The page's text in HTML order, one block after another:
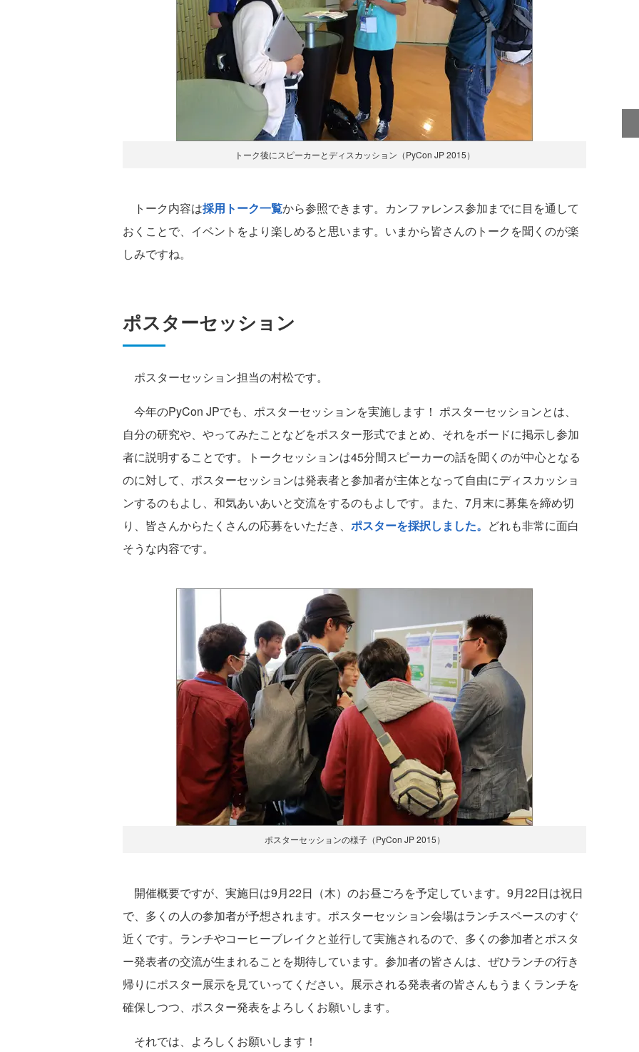
トーク後にスピーカーとディスカッション（PyCon JP 2015）
トーク内容は採用トーク一覧から参照できます。カンファレンス参加までに目を通して
おくことで、イベントをより楽しめると思います。いまから皆さんのトークを聞くのが楽
しみですね。
ポスターセッション
ポスターセッション担当の村松です。
今年のPyCon JPでも、ポスターセッションを実施します！ ポスターセッションとは、
自分の研究や、やってみたことなどをポスター形式でまとめ、それをボードに掲示し参加
者に説明することです。トークセッションは45分間スピーカーの話を聞くのが中心となる
のに対して、ポスターセッションは発表者と参加者が主体となって自由にディスカッショ
ンするのもよし、和気あいあいと交流をするのもよしです。また、7月末に募集を締め切
り、皆さんからたくさんの応募をいただき、 ポスターを採択しました。 どれも非常に面白
そうな内容です。
ポスターセッションの様子（PyCon JP 2015）
開催概要ですが、実施日は9月22日（木）のお昼ごろを予定しています。9月22日は祝日
で、多くの人の参加者が予想されます。ポスターセッション会場はランチスペースのすぐ
近くです。ランチやコーヒーブレイクと並行して実施されるので、多くの参加者とポスタ
ー発表者の交流が生まれることを期待しています。参加者の皆さんは、ぜひランチの行き
帰りにポスター展示を見ていってください。展示される発表者の皆さんもうまくランチを
確保しつつ、ポスター発表をよろしくお願いします。
それでは、よろしくお願いします！